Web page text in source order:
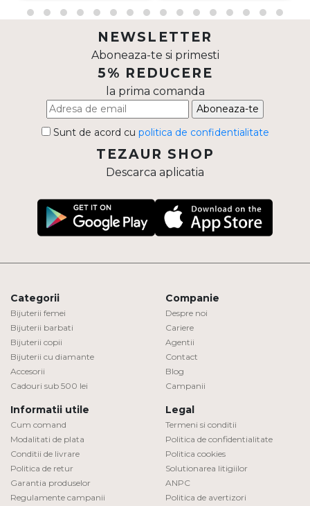
NEWSLETTER
Aboneaza-te si primesti
5% REDUCERE
la prima comanda
Aboneaza-te
Sunt de acord cu politica de confidentialitate
TEZAUR SHOP
Descarca aplicatia
Categorii
Bijuterii femei
Bijuterii barbati
Bijuterii copii
Bijuterii cu diamante
Accesorii
Cadouri sub 500 lei
Companie
Despre noi
Cariere
Agentii
Contact
Blog
Campanii
Informatii utile
Cum comand
Modalitati de plata
Conditii de livrare
Politica de retur
Garantia produselor
Regulamente campanii
Legal
Termeni si conditii
Politica de confidentialitate
Politica cookies
Solutionarea litigiilor
ANPC
Politica de avertizori